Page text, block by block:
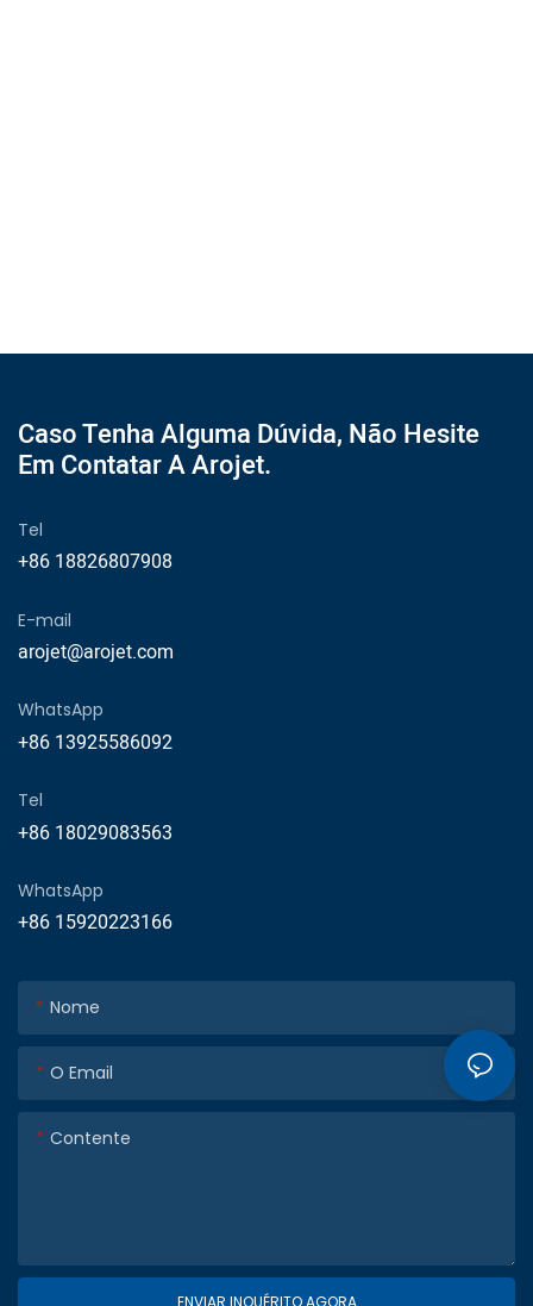
Caso Tenha Alguma Dúvida, Não Hesite
Em Contatar A Arojet.
Tel
+86 18826807908
E-mail
arojet@arojet.com
WhatsApp
+86 13925586092
Tel
+86 18029083563
WhatsApp
+86 15920223166
Nome
O Email
Contente
ENVIAR INQUÉRITO AGORA